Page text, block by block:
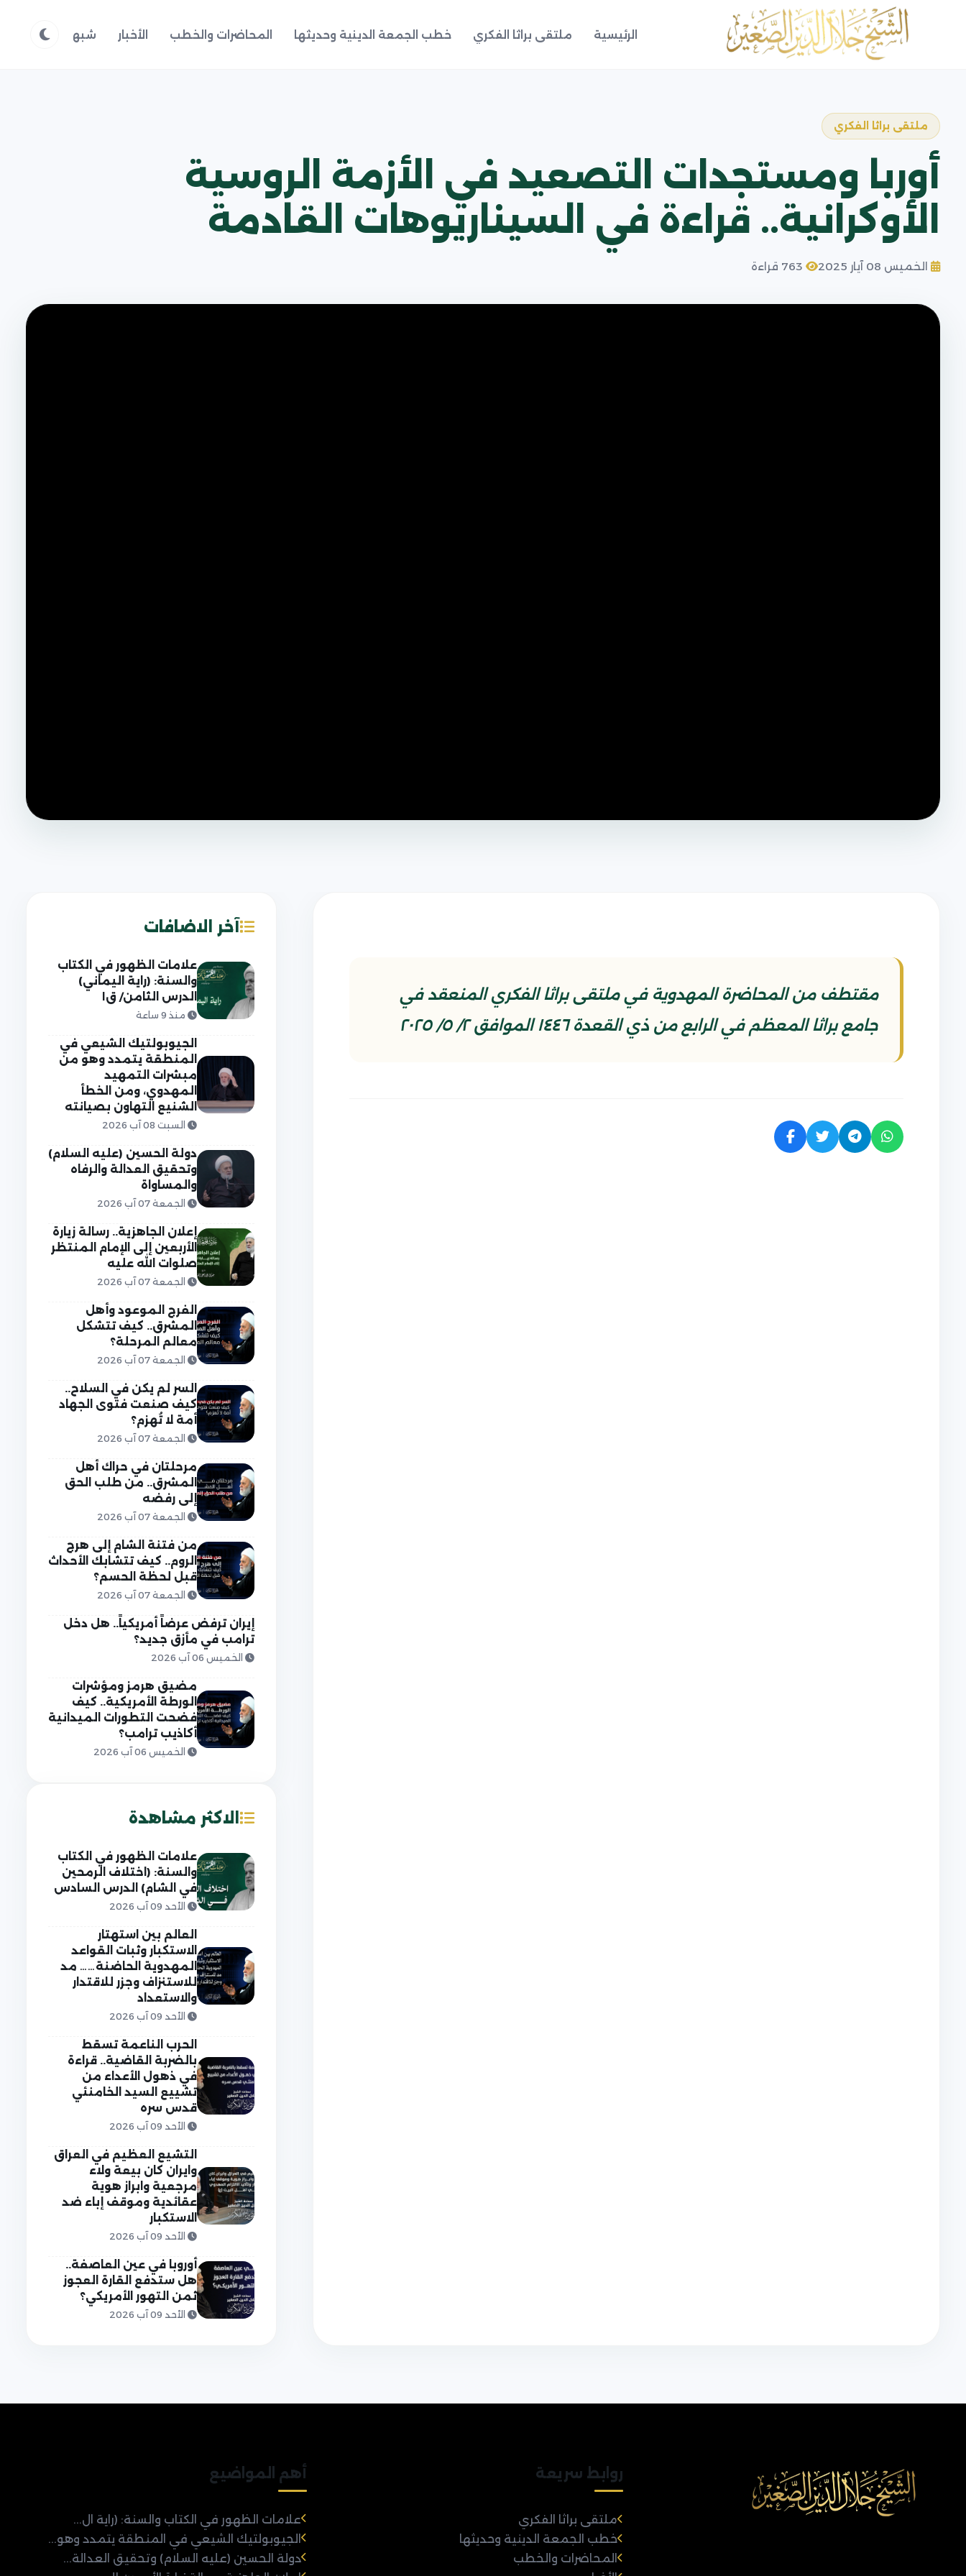
الرئيسية ملتقى براثا الفكري خطب الجمعة الدينية وحديثها المحاضرات والخطب الأخبار شبهات وردود
ملتقى براثا الفكري
أوربا ومستجدات التصعيد في الأزمة الروسية
الأوكرانية.. قراءة في السيناريوهات القادمة
الخميس 08 آيار 2025
مقتطف من المحاضرة المهدوية في ملتقى براثا الفكري المنعقد في
جامع براثا المعظم في الرابع من ذي القعدة ١٤٤٦ الموافق ٢/ ٥/ ٢٠٢٥
آخر الاضافات
علامات الظهور في الكتاب
والسنة: (راية اليماني)
الدرس الثامن/ ق١
منذ 9 ساعة
الجيوبولتيك الشيعي في
المنطقة يتمدد وهو من
مبشرات التمهيد
المهدوي، ومن الخطأ
الشنيع التهاون بصيانته
السبت 08 آب 2026
دولة الحسين (عليه السلام)
وتحقيق العدالة والرفاه
والمساواة
الجمعة 07 آب 2026
إعلان الجاهزية.. رسالة زيارة
الأربعين إلى الإمام المنتظر
صلوات الله عليه
الجمعة 07 آب 2026
الفرج الموعود وأهل
المشرق.. كيف تتشكل
معالم المرحلة؟
الجمعة 07 آب 2026
السر لم يكن في السلاح..
كيف صنعت فتوى الجهاد
أمة لا تُهزم؟
الجمعة 07 آب 2026
مرحلتان في حراك أهل
المشرق.. من طلب الحق
إلى رفضه
الجمعة 07 آب 2026
من فتنة الشام إلى هرج
الروم.. كيف تتشابك الأحداث
قبل لحظة الحسم؟
الجمعة 07 آب 2026
إيران ترفض عرضاً أمريكياً.. هل دخل
ترامب في مأزق جديد؟
الخميس 06 آب 2026
مضيق هرمز ومؤشرات
الورطة الأمريكية.. كيف
فضحت التطورات الميدانية
أكاذيب ترامب؟
الخميس 06 آب 2026
الاكثر مشاهدة
علامات الظهور في الكتاب
والسنة: (اختلاف الرمحين
في الشام) الدرس السادس
الأحد 09 آب 2026
العالم بين استهتار
الاستكبار وثبات القواعد
المهدوية الحاضنة…… مد
للاستنزاف وجزر للاقتدار
والاستعداد
الأحد 09 آب 2026
الحرب الناعمة تسقط
بالضربة القاضية.. قراءة
في ذهول الأعداء من
تشييع السيد الخامنئي
قدس سره
الأحد 09 آب 2026
التشيع العظيم في العراق
وايران كان بيعة ولاء
مرجعية وابراز هوية
عقائدية وموقف إباء ضد
الاستكبار
الأحد 09 آب 2026
أوروبا في عين العاصفة..
هل ستدفع القارة العجوز
ثمن التهور الأمريكي؟
الأحد 09 آب 2026
روابط سريعة
ملتقى براثا الفكري
خطب الجمعة الدينية وحديثها
المحاضرات والخطب
أهم المواضيع
علامات الظهور في الكتاب والسنة: (راية ال...
الجيوبولتيك الشيعي في المنطقة يتمدد وهو...
دولة الحسين (عليه السلام) وتحقيق العدالة...